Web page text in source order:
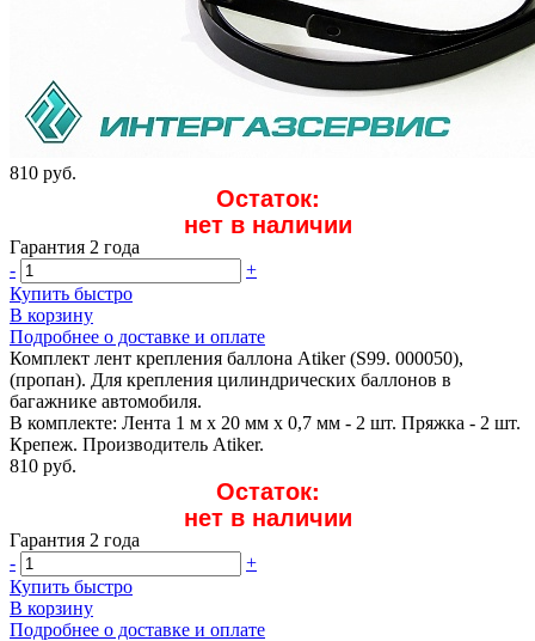
810 руб.
Остаток:
нет в наличии
Гарантия 2 года
-
+
Купить быстро
В корзину
Подробнее о доставке и оплате
Комплект лент крепления баллона Atiker (S99. 000050),
(пропан). Для крепления цилиндрических баллонов в
багажнике автомобиля.
В комплекте: Лента 1 м x 20 мм x 0,7 мм - 2 шт. Пряжка - 2 шт.
Крепеж. Производитель Atiker.
810 руб.
Остаток:
нет в наличии
Гарантия 2 года
-
+
Купить быстро
В корзину
Подробнее о доставке и оплате